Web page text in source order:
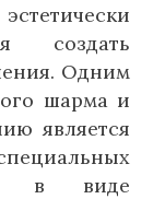
создать
Одним
шарма и
является
в виде